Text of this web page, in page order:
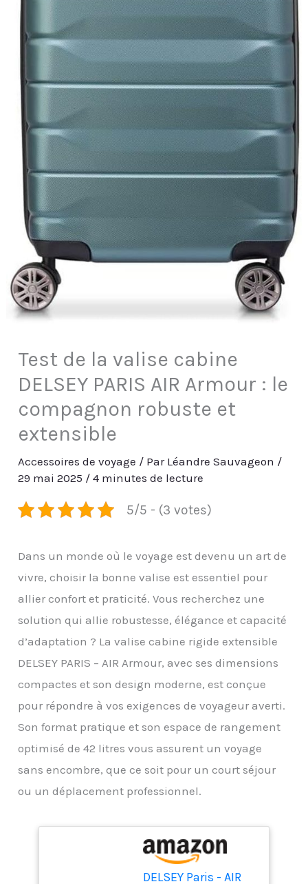
Test de la valise cabine
DELSEY PARIS AIR Armour : le
compagnon robuste et
extensible
Accessoires de voyage / Par Léandre Sauvageon /
29 mai 2025 /4 minutes de lecture
5/5 - (3 votes)
Dans un monde où le voyage est devenu un art de
vivre, choisir la bonne valise est essentiel pour
allier confort et praticité. Vous recherchez une
solution qui allie robustesse, élégance et capacité
d’adaptation ? La valise cabine rigide extensible
DELSEY PARIS – AIR Armour, avec ses dimensions
compactes et son design moderne, est conçue
pour répondre à vos exigences de voyageur averti.
Son format pratique et son espace de rangement
optimisé de 42 litres vous assurent un voyage
sans encombre, que ce soit pour un court séjour
ou un déplacement professionnel.
DELSEY Paris - AIR